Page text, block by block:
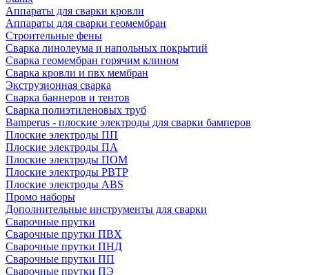
Аппараты для сварки кровли
Аппараты для сварки геомембран
Строительные фены
Сварка линолеума и напольных покрытий
Сварка геомембран горячим клином
Сварка кровли и пвх мембран
Экструзионная сварка
Сварка баннеров и тентов
Сварка полиэтиленовых труб
Bamperus - плоские электроды для сварки бамперов
Плоские электроды ПП
Плоские электроды ПА
Плоские электроды ПОМ
Плоские электроды РВТР
Плоские электроды ABS
Промо наборы
Дополнительные инструменты для сварки
Сварочные прутки
Сварочные прутки ПВХ
Сварочные прутки ПНД
Сварочные прутки ПП
Сварочные прутки ПЭ